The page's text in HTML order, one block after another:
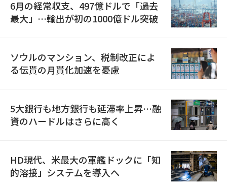
6月の経常収支、497億ドルで「過去
最大」…輸出が初の1000億ドル突破
ソウルのマンション、税制改正によ
る伝貰の月貰化加速を憂慮
5大銀行も地方銀行も延滞率上昇…融
資のハードルはさらに高く
HD現代、米最大の軍艦ドックに「知
的溶接」システムを導入へ